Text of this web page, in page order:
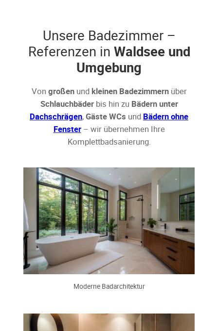
Unsere Badezimmer –
Referenzen in Waldsee und
Umgebung
Von großenund kleinen Badezimmernüber
Schlauchbäderbis hin zu Bädern unter
Dachschrägen,Gäste WCs und Bädern ohne
Fenster– wir übernehmen Ihre
Komplettbadsanierung.
Moderne Badarchitektur